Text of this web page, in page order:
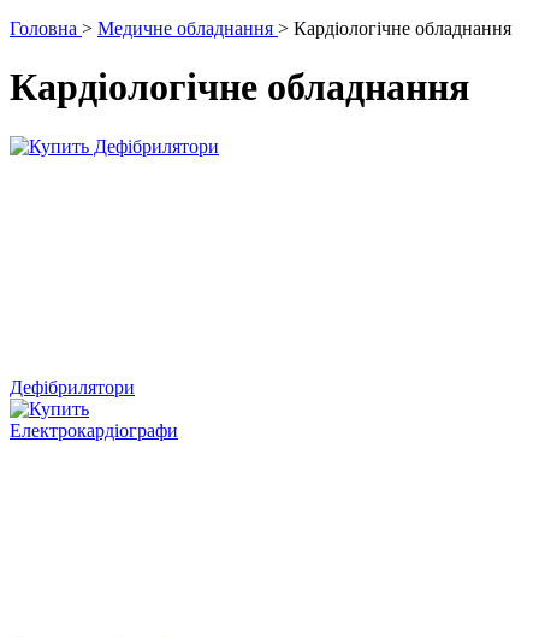
Головна > Медичне обладнання > Кардіологічне обладнання
Кардіологічне обладнання
Дефібрилятори